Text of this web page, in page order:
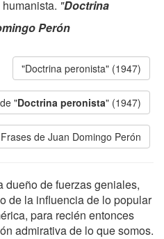
"Doctrina
Perón
"Doctrina peronista" (1947)
"Doctrina peronista" (1947)
Frases de Juan Domingo Perón
de fuerzas geniales,
de la influencia de lo popular
para recién entonces
admirativa de lo que somos.